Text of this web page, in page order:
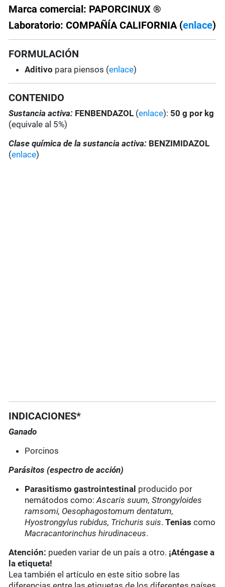
Marca comercial: PAPORCINUX ®
Laboratorio: COMPAÑÍA CALIFORNIA (enlace)
FORMULACIÓN
Aditivo para piensos (enlace)
CONTENIDO
Sustancia activa: FENBENDAZOL (enlace): 50 g por kg
(equivale al 5%)
Clase química de la sustancia activa: BENZIMIDAZOL
(enlace)
INDICACIONES*
Ganado
Porcinos
Parásitos (espectro de acción)
Parasitismo gastrointestinal producido por
nemátodos como:Ascaris suum, Strongyloides
ramsomi, Oesophagostomum dentatum,
Hyostrongylus rubidus, Trichuris suis.Tenias como
Macracantorinchus hirudinaceus.
Atención: pueden variar de un país a otro. ¡Aténgase a
la etiqueta!
Lea también el artículo en este sitio sobre las